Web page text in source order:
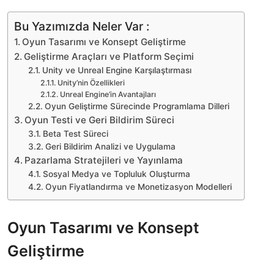
Bu Yazımızda Neler Var :
Oyun Tasarımı ve Konsept Geliştirme
Geliştirme Araçları ve Platform Seçimi
Unity ve Unreal Engine Karşılaştırması
Unity’nin Özellikleri
Unreal Engine’in Avantajları
Oyun Geliştirme Sürecinde Programlama Dilleri
Oyun Testi ve Geri Bildirim Süreci
Beta Test Süreci
Geri Bildirim Analizi ve Uygulama
Pazarlama Stratejileri ve Yayınlama
Sosyal Medya ve Topluluk Oluşturma
Oyun Fiyatlandırma ve Monetizasyon Modelleri
Oyun Tasarımı ve Konsept
Geliştirme